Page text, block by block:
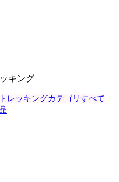
キング
レッキングカテゴリすべて